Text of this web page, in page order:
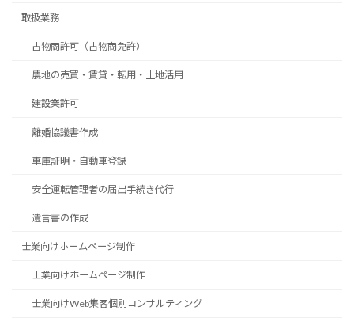
取扱業務
古物商許可（古物商免許）
農地の売買・賃貸・転用・土地活用
建設業許可
離婚協議書作成
車庫証明・自動車登録
安全運転管理者の届出手続き代行
遺言書の作成
士業向けホームページ制作
士業向けホームページ制作
士業向けWeb集客個別コンサルティング